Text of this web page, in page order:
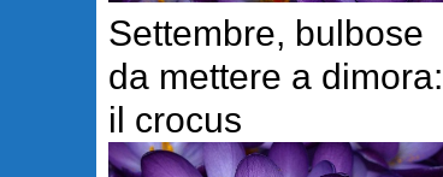
Settembre, bulbose
da mettere a dimora:
il crocus